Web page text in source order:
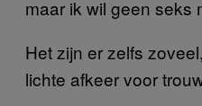
maar ik wil geen seks
Het zijn er zelfs
lichte afkeer voor